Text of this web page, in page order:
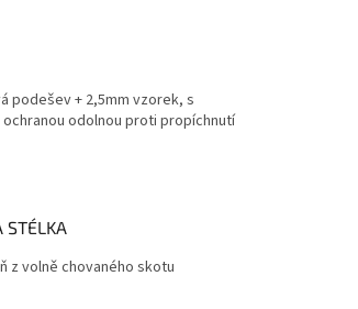
podešev + 2,5mm vzorek, s
odolnou proti propíchnutí
STÉLKA
z volně chovaného skotu